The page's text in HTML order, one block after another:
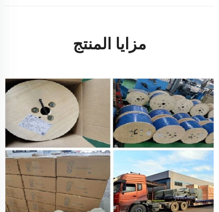
مزايا المنتج